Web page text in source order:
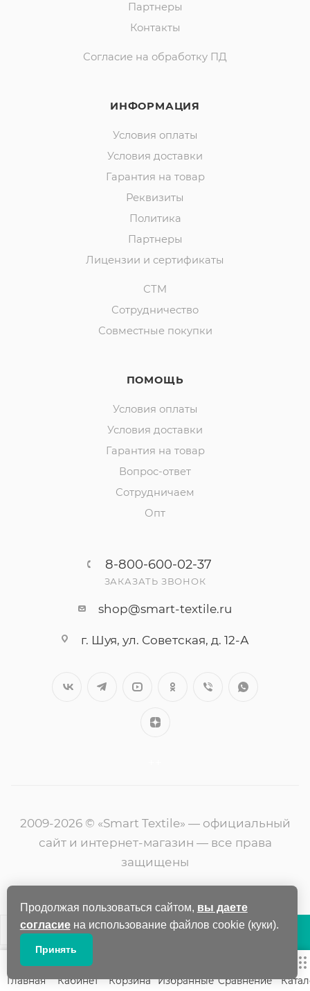
В КОРЗИНУ
Партнеры
Контакты
Согласие на обработку ПД
ИНФОРМАЦИЯ
Условия оплаты
Условия доставки
Гарантия на товар
Реквизиты
Политика
Партнеры
Лицензии и сертификаты
СТМ
Сотрудничество
Совместные покупки
ПОМОЩЬ
Условия оплаты
Условия доставки
Гарантия на товар
Вопрос-ответ
Сотрудничаем
Опт
8-800-600-02-37
ЗАКАЗАТЬ ЗВОНОК
shop@smart-textile.ru
г. Шуя, ул. Советская, д. 12-А
2009-2026 © «Smart Textile» — официальный
сайт и интернет-магазин — все права
защищены
Продолжая пользоваться сайтом, вы даете
согласиена использование файлов cookie (куки).
Принять
Главная Кабинет Корзина Избранные Сравнение